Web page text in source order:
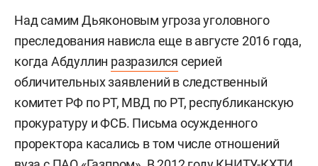
Над самим Дьяконовым угроза уголовного
преследования нависла еще в августе 2016 года,
когда Абдуллин разразился серией
обличительных заявлений в следственный
комитет РФ по РТ, МВД по РТ, республиканскую
прокуратуру и ФСБ. Письма осужденного
проректора касались в том числе отношений